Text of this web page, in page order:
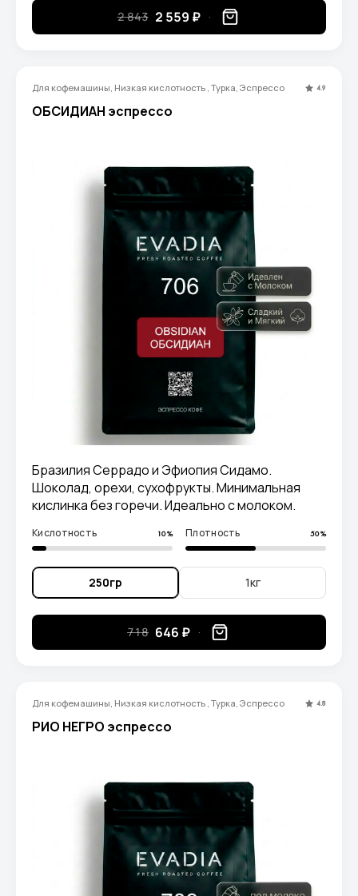
2 843 2 559 ₽
Для кофемашины, Низкая кислотность , Турка, Эспрессо 4.9
ОБСИДИАН эспрессо
Бразилия Серрадо и Эфиопия Сидамо.
Шоколад, орехи, сухофрукты. Минимальная
кислинка без горечи. Идеально с молоком.
Кислотность 10% Плотность 50%
250гр 1кг
718 646 ₽
Для кофемашины, Низкая кислотность , Турка, Эспрессо 4.8
РИО НЕГРО эспрессо